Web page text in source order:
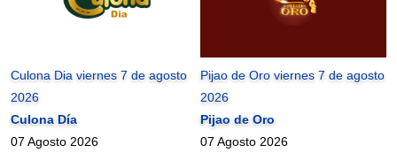
Culona Dia viernes 7 de agosto
2026
Culona Día
07 Agosto 2026
Pijao de Oro viernes 7 de agosto
2026
Pijao de Oro
07 Agosto 2026